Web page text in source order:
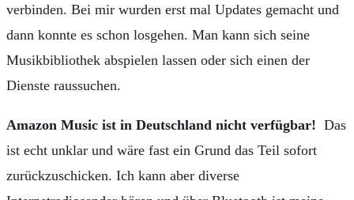
verbinden. Bei mir wurden erst mal Updates gemacht und
dann konnte es schon losgehen. Man kann sich seine
Musikbibliothek abspielen lassen oder sich einen der
Dienste raussuchen.
Amazon Music ist in Deutschland nicht verfügbar! Das
ist echt unklar und wäre fast ein Grund das Teil sofort
zurückzuschicken. Ich kann aber diverse